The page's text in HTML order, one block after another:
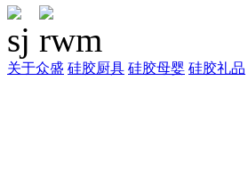
关于众盛 硅胶厨具 硅胶母婴 硅胶礼品